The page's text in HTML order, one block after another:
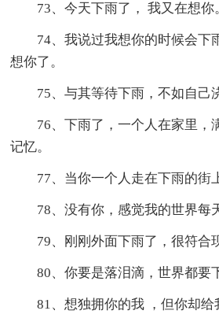
73、今天下雨了， 我又在想你
74、我说过我想你的时候会下
想你了。
75、与其等待下雨，不如自己
76、下雨了，一个人在家里，
记忆。
77、当你一个人走在下雨的街
78、没有你，感觉我的世界每
79、刚刚外面下雨了，很符合
80、你要是落泪滴，世界都要
81、想独拥你的我 ，但你却